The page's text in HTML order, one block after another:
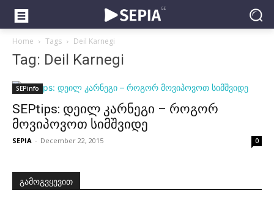
Home Tags Deil Karnegi
Tag: Deil Karnegi
SEPinfo
SEPtips: დეილ კარნეგი – როგორ
მოვიპოვოთ სიმშვიდე
SEPIA - December 22, 2015 0
გამოგვყევით